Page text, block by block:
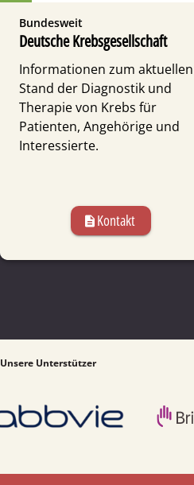
Bundesweit
Deutsche Krebsgesellschaft
Informationen zum aktuellen
Stand der Diagnostik und
Therapie von Krebs für
Patienten, Angehörige und
Interessierte.
description Kontakt
Unsere Unterstützer